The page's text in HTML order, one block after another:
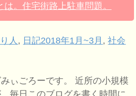
。住宅街路上駐車問題。
人 , 日記2018年1月~3月 ,社会
ぃごろーです。 近所の小規模